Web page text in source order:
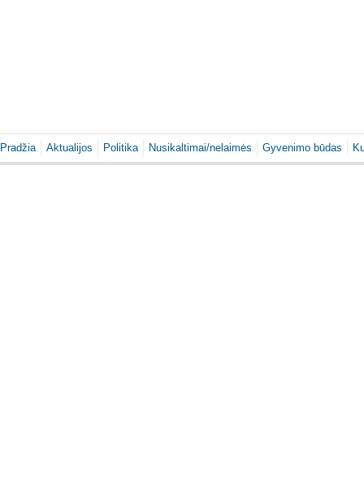
Pradžia Aktualijos Politika Nusikaltimai/nelaimės Gyvenimo būdas